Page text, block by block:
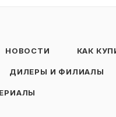
НОВОСТИ КАК
ДИЛЕРЫ И ФИЛИАЛЫ